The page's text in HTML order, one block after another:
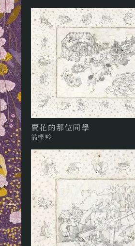
賣花的那位同學
翁榛羚